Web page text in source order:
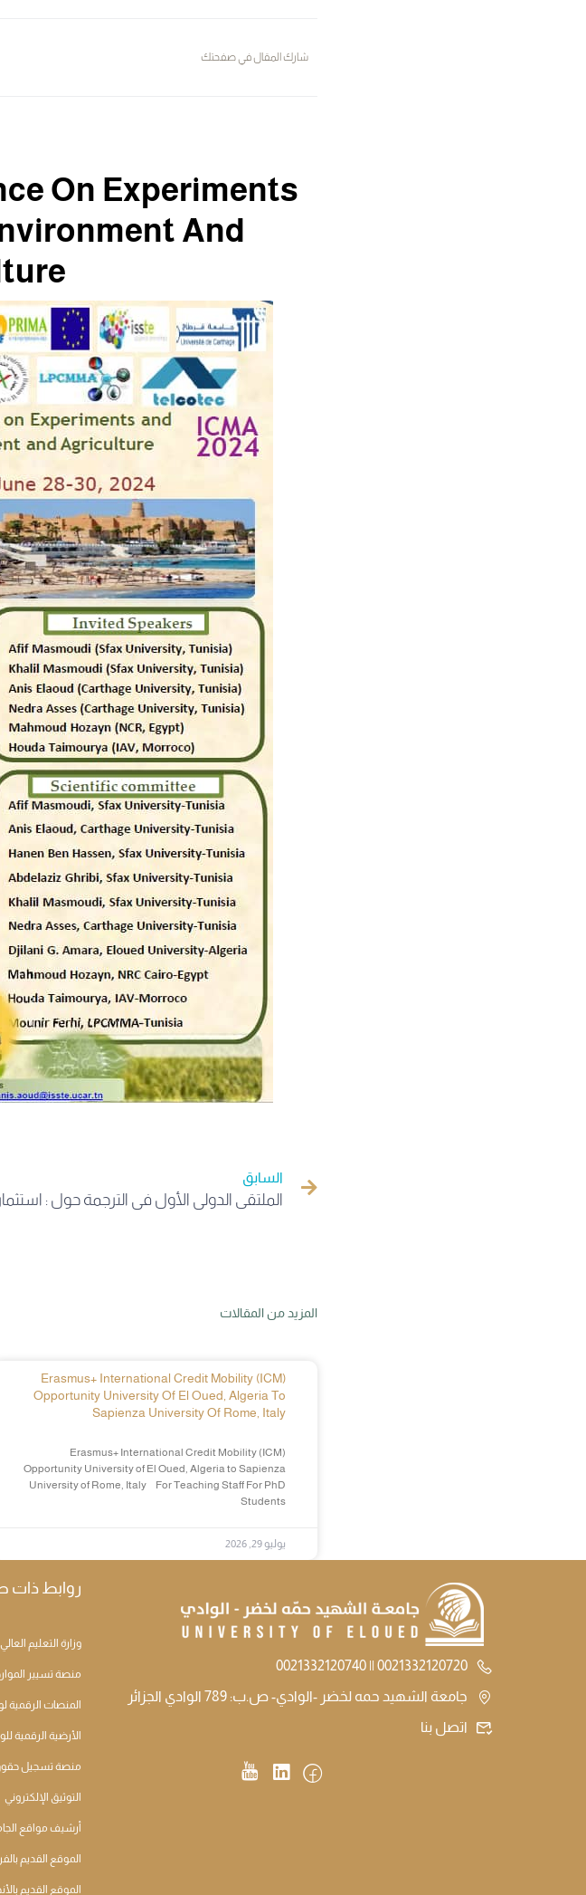
شارك المقال في صفحتك
On Experiments
And
السابق
المزيد من المقالات
Erasmus+ International Credit Mobility (ICM)
Opportunity University Of El Oued, Algeria To
Sapienza University Of Rome, Italy
Erasmus+ International Credit Mobility (ICM)
Opportunity University of El Oued, Algeria to Sapienza
University of Rome, Italy For Teaching Staff For PhD
Students
يوليو 29, 2026
0021332120720 || 0021332120740
جامعة الشهيد حمه لخضر -الوادي- ص.ب: 789 الوادي الجزائر
اتصل بنا
روابط ذات
وزارة التعليم
منصة تسيير
المنصات الرقمية
الأرضية الرقمية
منصة تسجيل
التوثيق الإلكتروني
أرشيف مواقع
الموقع القديم
الموقع القديم